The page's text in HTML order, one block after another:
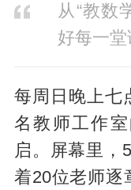
从“教数
好每一堂
每周日晚上七
名教师工作
启。屏幕里，
着20位老师逐